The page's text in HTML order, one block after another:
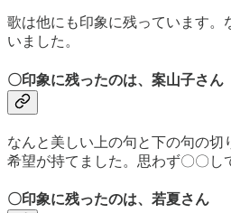
歌は他にも印象に残っています。
いました。
〇印象に残ったのは、案山子さん
なんと美しい上の句と下の句の切
希望が持てました。思わず〇〇し
〇印象に残ったのは、若夏さん